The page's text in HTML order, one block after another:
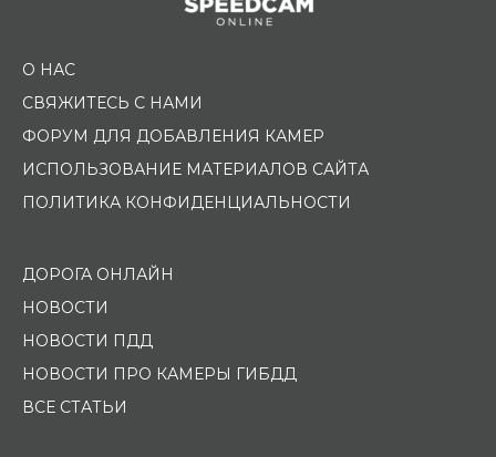
О НАС
СВЯЖИТЕСЬ С НАМИ
ФОРУМ ДЛЯ ДОБАВЛЕНИЯ КАМЕР
ИСПОЛЬЗОВАНИЕ МАТЕРИАЛОВ САЙТА
ПОЛИТИКА КОНФИДЕНЦИАЛЬНОСТИ
ДОРОГА ОНЛАЙН
НОВОСТИ
НОВОСТИ ПДД
НОВОСТИ ПРО КАМЕРЫ ГИБДД
ВСЕ СТАТЬИ